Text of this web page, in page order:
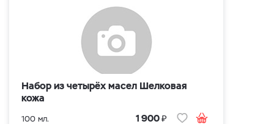
Набор из четырёх масел Шелковая
кожа
100 мл. 1 900₽